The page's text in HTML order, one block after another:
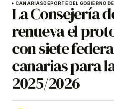
CANARIASDEPORTE DEL GOBIERNO
La Consejería
renueva el
con siete
canarias para
2025/2026